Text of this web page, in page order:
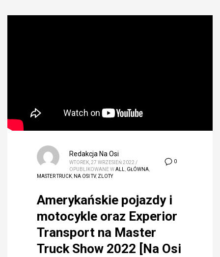
0
Redakcja Na Osi
WTOREK, 27 WRZESIEŃ 2022 /
OPUBLIKOWANE WALL, GŁÓWNA,
MASTER TRUCK, NA OSI TV, ZLOTY
Amerykańskie pojazdy i
motocykle oraz Experior
Transport na Master
Truck Show 2022 [Na Osi